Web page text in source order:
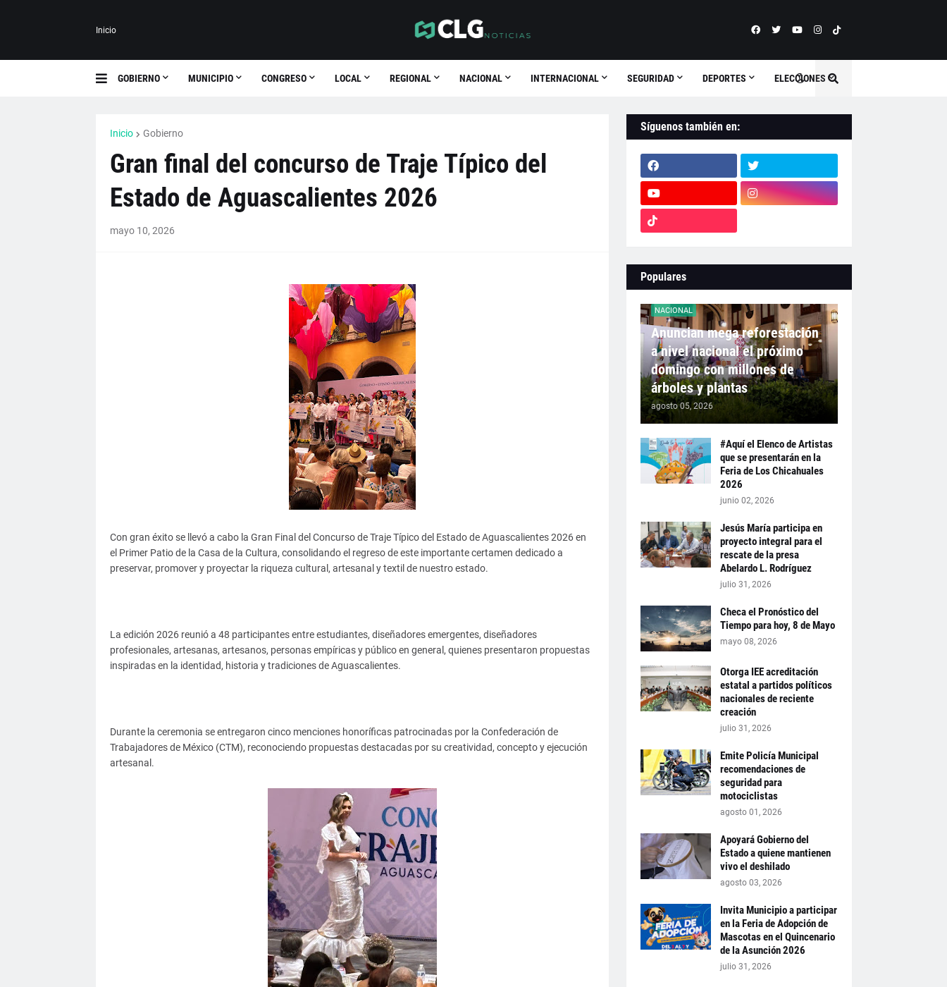
Inicio
GOBIERNO MUNICIPIO CONGRESO LOCAL REGIONAL NACIONAL INTERNACIONAL SEGURIDAD DEPORTES ELECCIONES
Inicio Gobierno
Gran final del concurso de Traje Típico del
Estado de Aguascalientes 2026
mayo 10, 2026
Con gran éxito se llevó a cabo la Gran Final del Concurso de Traje Típico del Estado de Aguascalientes 2026 en
el Primer Patio de la Casa de la Cultura, consolidando el regreso de este importante certamen dedicado a
preservar, promover y proyectar la riqueza cultural, artesanal y textil de nuestro estado.
La edición 2026 reunió a 48 participantes entre estudiantes, diseñadores emergentes, diseñadores
profesionales, artesanas, artesanos, personas empíricas y público en general, quienes presentaron propuestas
inspiradas en la identidad, historia y tradiciones de Aguascalientes.
Durante la ceremonia se entregaron cinco menciones honoríficas patrocinadas por la Confederación de
Trabajadores de México (CTM), reconociendo propuestas destacadas por su creatividad, concepto y ejecución
artesanal.
Síguenos también en:
Populares
NACIONAL
Anuncian mega reforestación
a nivel nacional el próximo
domingo con millones de
árboles y plantas
agosto 05, 2026
#Aquí el Elenco de Artistas
que se presentarán en la
Feria de Los Chicahuales
2026
junio 02, 2026
Jesús María participa en
proyecto integral para el
rescate de la presa
Abelardo L. Rodríguez
julio 31, 2026
Checa el Pronóstico del
Tiempo para hoy, 8 de Mayo
mayo 08, 2026
Otorga IEE acreditación
estatal a partidos políticos
nacionales de reciente
creación
julio 31, 2026
Emite Policía Municipal
recomendaciones de
seguridad para
motociclistas
agosto 01, 2026
Apoyará Gobierno del
Estado a quiene mantienen
vivo el deshilado
agosto 03, 2026
Invita Municipio a participar
en la Feria de Adopción de
Mascotas en el Quincenario
de la Asunción 2026
julio 31, 2026